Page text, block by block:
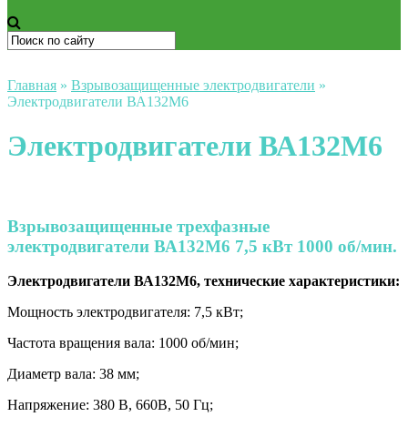
Главная » Взрывозащищенные электродвигатели »
Электродвигатели ВА132М6
Электродвигатели ВА132М6
Взрывозащищенные трехфазные
электродвигатели ВА132М6 7,5 кВт 1000 об/мин.
Электродвигатели ВА132М6, технические характеристики:
Мощность электродвигателя: 7,5 кВт;
Частота вращения вала: 1000 об/мин;
Диаметр вала: 38 мм;
Напряжение: 380 В, 660В, 50 Гц;